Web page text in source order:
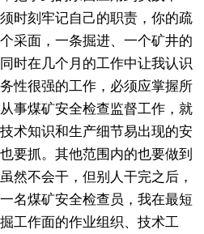
时刻牢记自己的职责，你的疏
采面，一条掘进、一个矿井的
时在几个月的工作中让我认识
性很强的工作，必须应掌握所
事煤矿安全检查监督工作，就
术知识和生产细节易出现的安
要抓。其他范围内的也要做到
然不会干，但别人干完之后，
名煤矿安全检查员，我在最短
工作面的作业组织、技术工